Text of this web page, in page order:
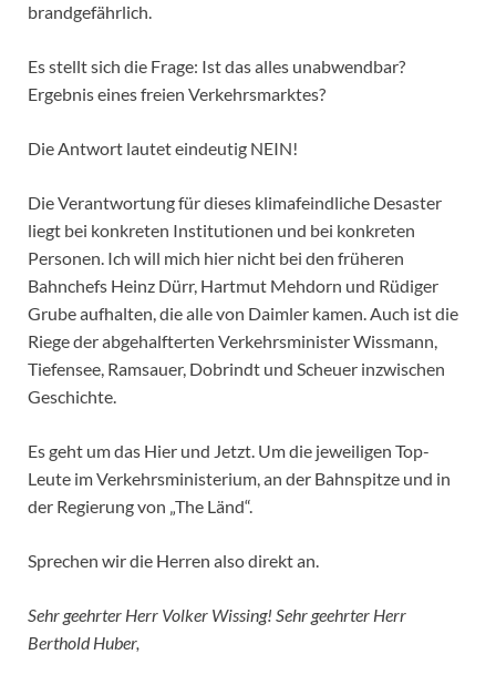
brandgefährlich.
Es stellt sich die Frage: Ist das alles unabwendbar?
Ergebnis eines freien Verkehrsmarktes?
Die Antwort lautet eindeutig NEIN!
Die Verantwortung für dieses klimafeindliche Desaster
liegt bei konkreten Institutionen und bei konkreten
Personen. Ich will mich hier nicht bei den früheren
Bahnchefs Heinz Dürr, Hartmut Mehdorn und Rüdiger
Grube aufhalten, die alle von Daimler kamen. Auch ist die
Riege der abgehalfterten Verkehrsminister Wissmann,
Tiefensee, Ramsauer, Dobrindt und Scheuer inzwischen
Geschichte.
Es geht um das Hier und Jetzt. Um die jeweiligen Top-
Leute im Verkehrsministerium, an der Bahnspitze und in
der Regierung von „The Länd“.
Sprechen wir die Herren also direkt an.
Sehr geehrter Herr Volker Wissing! Sehr geehrter Herr
Berthold Huber,